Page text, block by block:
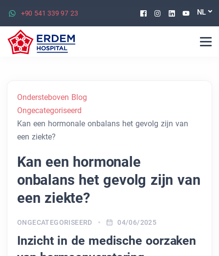
+90 541 339 97 23 Facebook
Instagram
Linkedin
NL
Ondersteboven Blog
Ongecategoriseerd
Kan een hormonale onbalans het gevolg zijn van
een ziekte?
Kan een hormonale
onbalans het gevolg zijn van
een ziekte?
ONGECATEGORISEERD 04/06/2025
Inzicht in de medische oorzaken